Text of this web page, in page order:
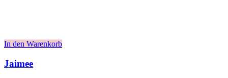
In den Warenkorb
Jaimee